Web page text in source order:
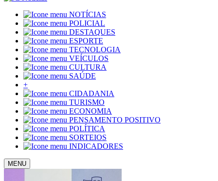
NOTÍCIAS
POLICIAL
DESTAQUES
ESPORTE
TECNOLOGIA
VEÍCULOS
CULTURA
SAÚDE
+
CIDADANIA
TURISMO
ECONOMIA
PENSAMENTO POSITIVO
POLÍTICA
SORTEIOS
INDICADORES
MENU